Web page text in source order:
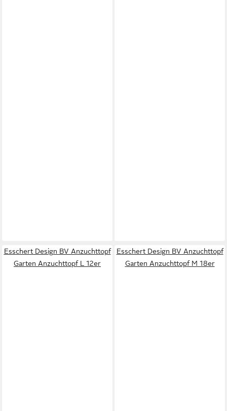
Esschert Design BV Anzuchttopf
Garten Anzuchttopf L 12er
Esschert Design BV Anzuchttopf
Garten Anzuchttopf M 18er